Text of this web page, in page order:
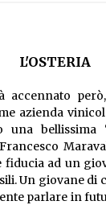
L'OSTERIA
accennato
azienda
bellissima
fiducia ad un
Un giovane di
parlare in